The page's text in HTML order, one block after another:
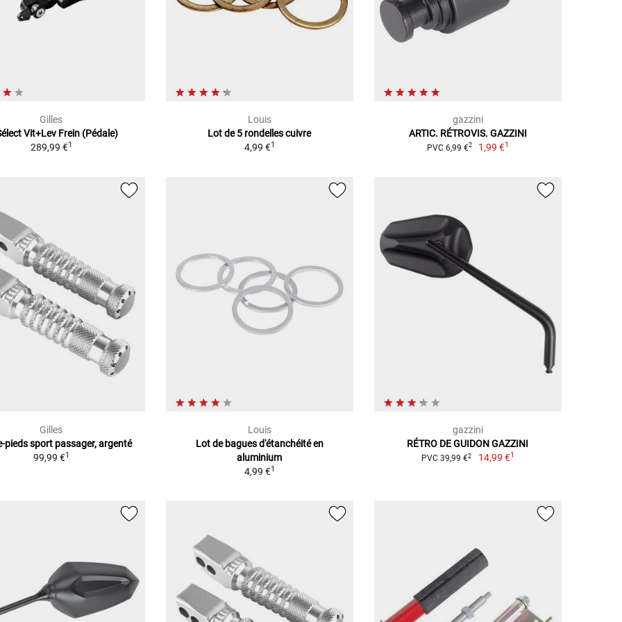
Gilles
Vit+Lev Frein (Pédale)
289,99 €1
Louis
Lot de 5 rondelles cuivre
4,99 €1
gazzini
ARTIC. RÉTROVIS. GAZZINI
PVC 6,99 €2 1,99 €1
Gilles
pieds sport passager, argenté
99,99 €1
Louis
Lot de bagues d'étanchéité en
aluminium
4,99 €1
gazzini
RÉTRO DE GUIDON GAZZINI
PVC 39,99 €2 14,99 €1